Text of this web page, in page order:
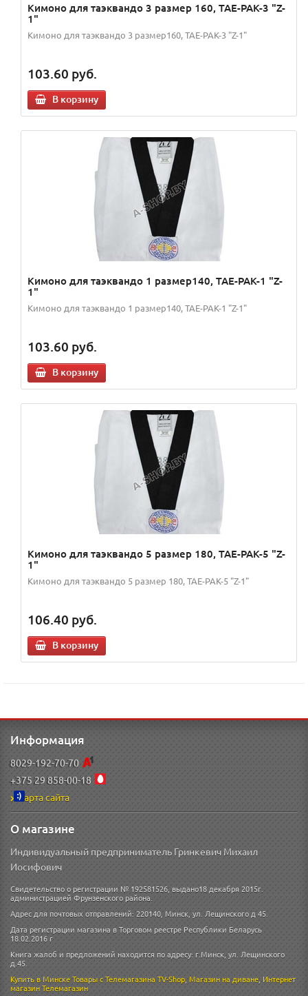
Кимоно для таэквандо 3 размер 160, TAE-PAK-3 "Z-
1"
Кимоно для таэквандо 3 размер160, TAE-PAK-3 "Z-1"
103.60 руб.
В корзину
Кимоно для таэквандо 1 размер140, TAE-PAK-1 "Z-
1"
Кимоно для таэквандо 1 размер140, TAE-PAK-1 "Z-1"
103.60 руб.
В корзину
Кимоно для таэквандо 5 размер 180, TAE-PAK-5 "Z-
1"
Кимоно для таэквандо 5 размер 180, TAE-PAK-5 "Z-1"
106.40 руб.
В корзину
Информация
8029-192-70-70
+375 29 858-00-18
Карта сайта
О магазине
Индивидуальный предприниматель Гринкевич Михаил
Иосифович
Свидетельство о регистрации № 192581526, выдано18 декабря 2015г.
администрацией Фрунзенского района.
Адрес для почтовых отправлений: 220140, Минск, ул. Лещинского д 45.
Дата регистрации магазина в Торговом реестре Республики Беларусь
18.02.2016 г
Книга жалоб и предложений находится по адресу: г.Минск, ул. Лещинского
д.45.
Купить в МинскеТовары с Телемагазина TV-Shop,Магазин на диване,Интернет
магазинТелемагазин